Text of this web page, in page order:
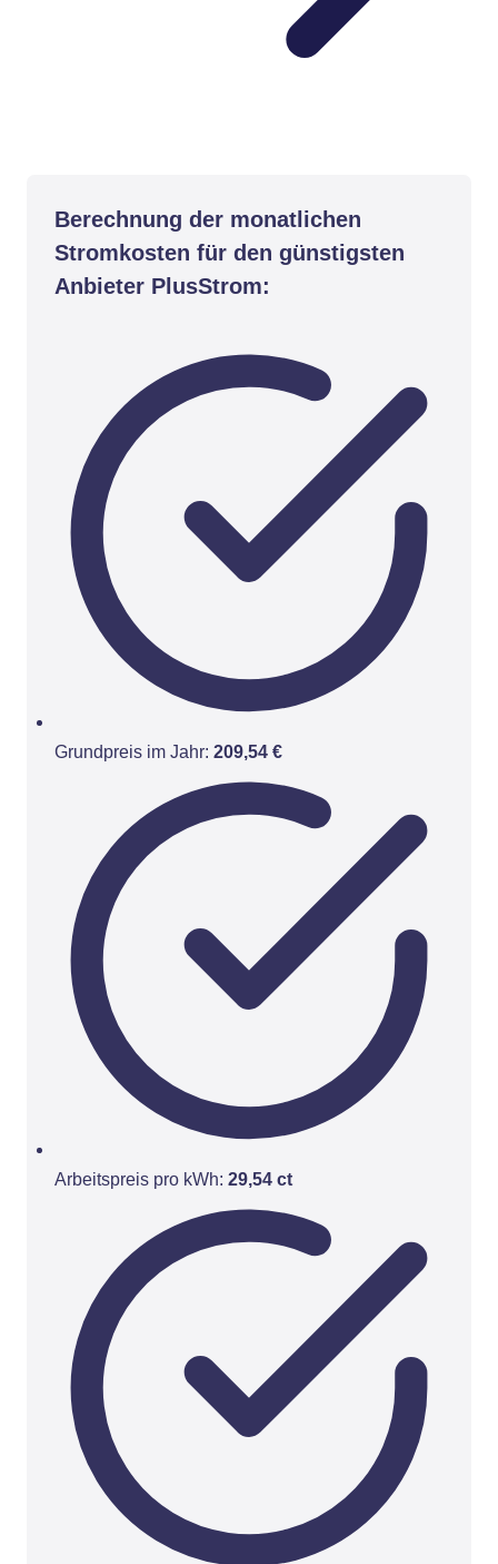
Berechnung der monatlichen
Stromkosten für den günstigsten
Anbieter PlusStrom:
Grundpreis im Jahr: 209,54 €
Arbeitspreis pro kWh: 29,54 ct